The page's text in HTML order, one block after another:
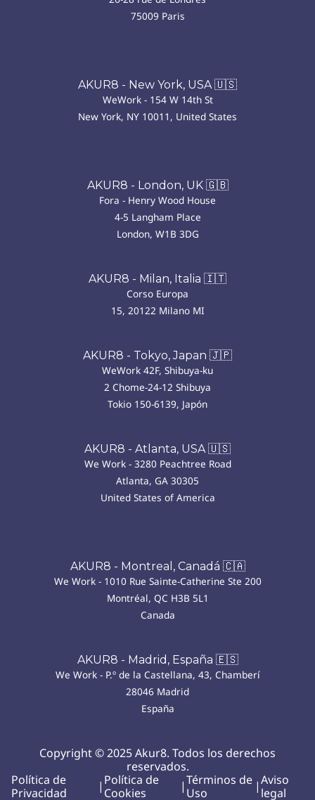
75009 Paris
AKUR8 - New York, USA 🇺🇸
WeWork - 154 W 14th St
New York, NY 10011, United States
AKUR8 - London, UK 🇬🇧
Fora - Henry Wood House
4-5 Langham Place
London, W1B 3DG
AKUR8 - Milan, Italia 🇮🇹
Corso Europa
15, 20122 Milano MI
AKUR8 - Tokyo, Japan 🇯🇵
WeWork 42F, Shibuya-ku
2 Chome-24-12 Shibuya
Tokio 150-6139, Japón
AKUR8 - Atlanta, USA 🇺🇸
We Work - 3280 Peachtree Road
Atlanta, GA 30305
United States of America
AKUR8 - Montreal, Canadá 🇨🇦
We Work - 1010 Rue Sainte-Catherine Ste 200
Montréal, QC H3B 5L1
Canada
AKUR8 - Madrid, España 🇪🇸
We Work - P.º de la Castellana, 43, Chamberí
28046 Madrid
España
Copyright © 2025 Akur8. Todos los derechos
reservados.
Política de
Privacidad
| Política de
Cookies
|Términos de
Uso
|Aviso
legal